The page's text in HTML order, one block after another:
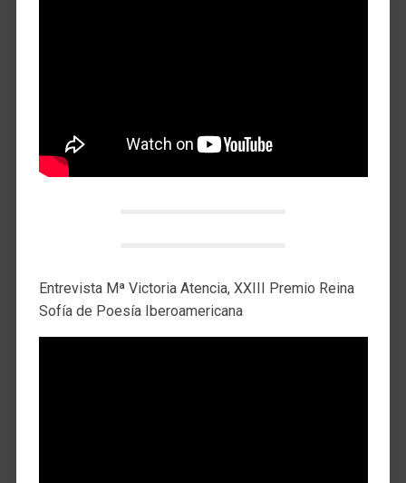
Entrevista Mª Victoria Atencia, XXIII Premio Reina
Sofía de Poesía Iberoamericana